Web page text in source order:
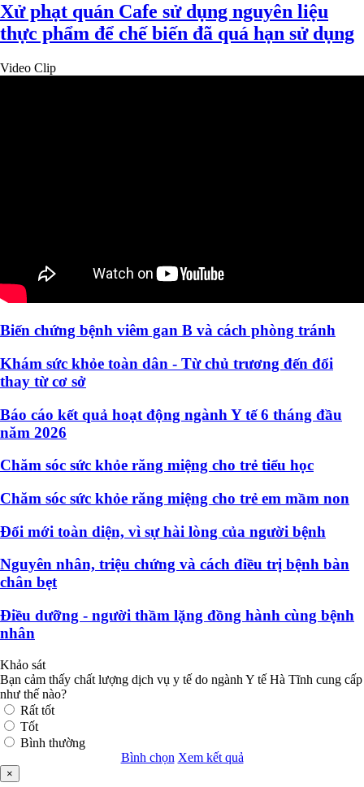
Xử phạt quán Cafe sử dụng nguyên liệu
thực phẩm để chế biến đã quá hạn sử dụng
Video Clip
Biến chứng bệnh viêm gan B và cách phòng tránh
Khám sức khỏe toàn dân - Từ chủ trương đến đổi
thay từ cơ sở
Báo cáo kết quả hoạt động ngành Y tế 6 tháng đầu
năm 2026
Chăm sóc sức khỏe răng miệng cho trẻ tiểu học
Chăm sóc sức khỏe răng miệng cho trẻ em mầm non
Đổi mới toàn diện, vì sự hài lòng của người bệnh
Nguyên nhân, triệu chứng và cách điều trị bệnh bàn
chân bẹt
Điều dưỡng - người thầm lặng đồng hành cùng bệnh
nhân
Khảo sát
Bạn cảm thấy chất lượng dịch vụ y tế do ngành Y tế Hà Tĩnh cung cấp
như thế nào?
Rất tốt
Tốt
Bình thường
Bình chọn Xem kết quả
×